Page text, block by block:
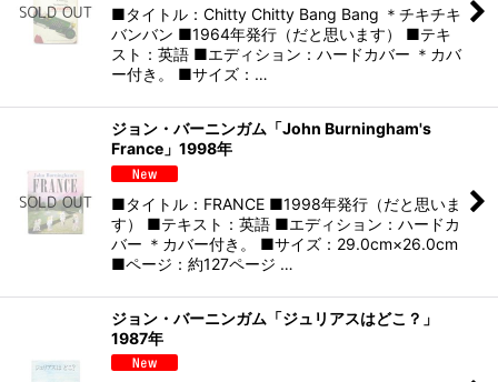
■タイトル：Chitty Chitty Bang Bang ＊チキチキ
バンバン ■1964年発行（だと思います） ■テキ
スト：英語 ■エディション：ハードカバー ＊カバ
ー付き。 ■サイズ：…
ジョン・バーニンガム「John Burningham's
France」1998年
■タイトル：FRANCE ■1998年発行（だと思いま
す） ■テキスト：英語 ■エディション：ハードカ
バー ＊カバー付き。 ■サイズ：29.0cm×26.0cm
■ページ：約127ページ …
ジョン・バーニンガム「ジュリアスはどこ？」
1987年